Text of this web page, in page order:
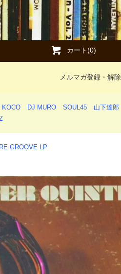
カート(0)
メルマガ登録・解除
KOCO DJ MURO SOUL45
山下達郎
GROOVE LP